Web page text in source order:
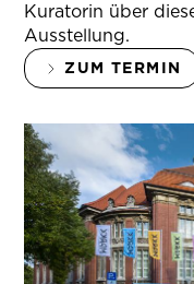
Kuratorin über
Ausstellung.
ZUM TERMIN